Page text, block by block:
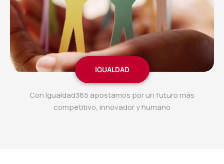
IGUALDAD
Con Igualdad365 apostamos por un futuro más
competitivo, innovador y humano